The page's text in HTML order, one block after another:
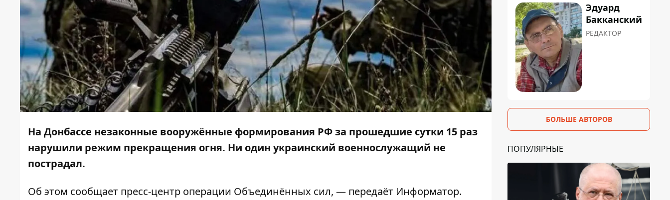
На Донбассе незаконные вооружённые формирования РФ за прошедшие сутки 15 раз
нарушили режим прекращения огня. Ни один украинский военнослужащий не
пострадал.
Об этом сообщает пресс-центр операции Объединённых сил, — передаёт Информатор.
Эдуард
Бакканский
РЕДАКТОР
БОЛЬШЕ АВТОРОВ
ПОПУЛЯРНЫЕ